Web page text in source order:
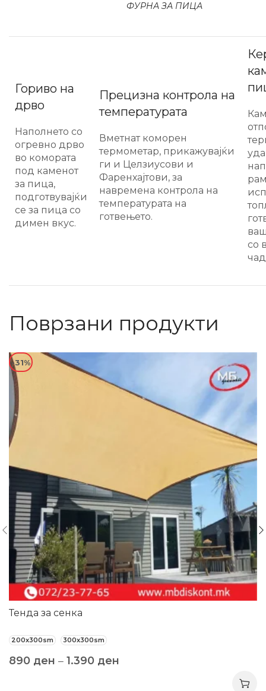
ФУРНА ЗА ПИЦА
Гориво на
дрво
Наполнето со
огревно дрво
во комората
под каменот
за пица,
подготвувајќи
се за пица со
димен вкус.
Прецизна контрола на
температурата
Вметнат коморен
термометар, прикажувајќи
ги и Целзиусови и
Фаренхајтови, за
навремена контрола на
температурата на
готвењето.
со
Поврзани продукти
-31%
Тенда за сенка
200x300sm 300x300sm
890 ден – 1.390 ден